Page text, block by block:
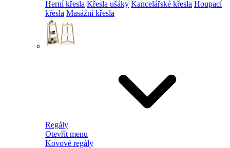
Herní křesla Křesla ušáky Kancelářské křesla Houpací
křesla Masážní křesla
Regály
Otevřít menu
Kovové regály